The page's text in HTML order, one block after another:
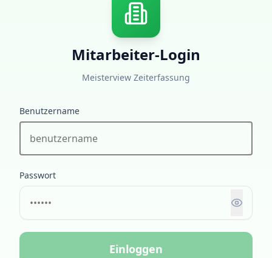
Mitarbeiter-Login
Meisterview Zeiterfassung
Benutzername
Passwort
Einloggen